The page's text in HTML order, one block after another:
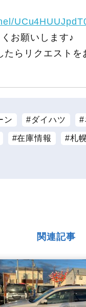
お願いします♪
らリクエストを
ン ダイハツ
在庫情報 札
関連記事